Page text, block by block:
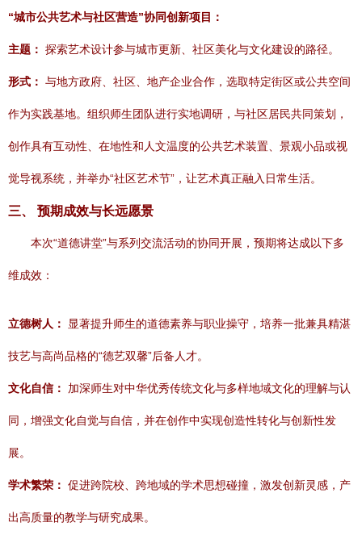
“城市公共艺术与社区营造”协同创新项目：
主题： 探索艺术设计参与城市更新、社区美化与文化建设的路径。
形式： 与地方政府、社区、地产企业合作，选取特定街区或公共空间
作为实践基地。组织师生团队进行实地调研，与社区居民共同策划，
创作具有互动性、在地性和人文温度的公共艺术装置、景观小品或视
觉导视系统，并举办“社区艺术节”，让艺术真正融入日常生活。
三、 预期成效与长远愿景
本次“道德讲堂”与系列交流活动的协同开展，预期将达成以下多
维成效：
立德树人： 显著提升师生的道德素养与职业操守，培养一批兼具精湛
技艺与高尚品格的“德艺双馨”后备人才。
文化自信： 加深师生对中华优秀传统文化与多样地域文化的理解与认
同，增强文化自觉与自信，并在创作中实现创造性转化与创新性发
展。
学术繁荣： 促进跨院校、跨地域的学术思想碰撞，激发创新灵感，产
出高质量的教学与研究成果。